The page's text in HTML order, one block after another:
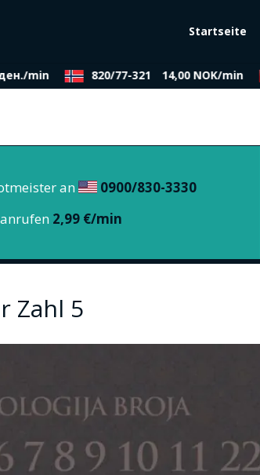
Startseite
min 820/77-321 14,00 NOK/min
an
0900/830-3330
2,99 €/min
Zahl 5